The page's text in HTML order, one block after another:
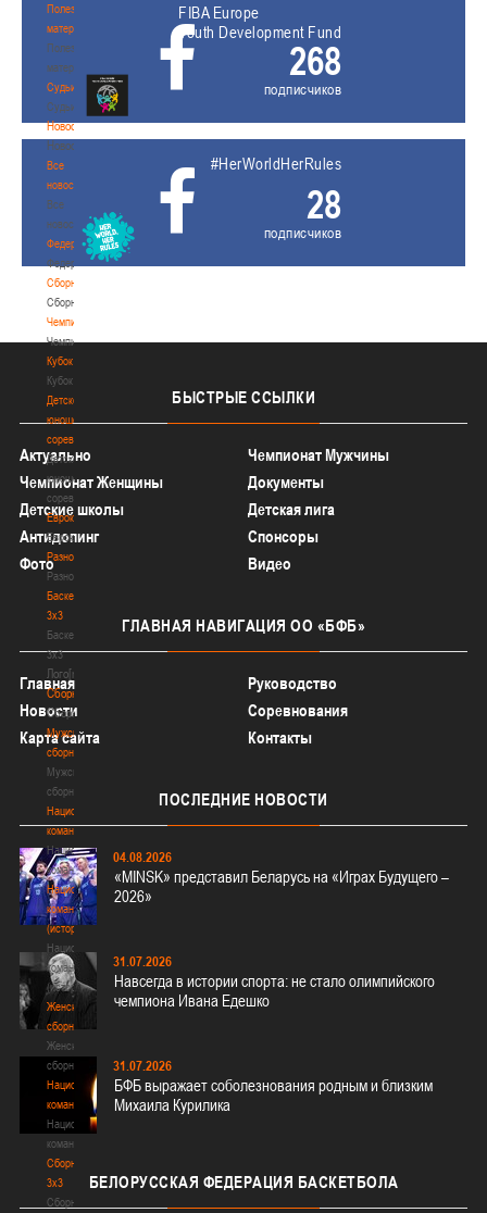
Полезные
материалы
Полезные
материалы
Судьи
Судьи
Новости
Новости
Все
новости
Все
новости
Федерация
Федерация
Сборные
Сборные
Чемпионат
Чемпионат
Кубок
Кубок
Детско-
юношеские
соревнования
Детско-
юношеские
соревнования
Еврокубки
Еврокубки
Разное
Разное
Баскетбол
3х3
Баскетбол
3х3
Лого[modid=121]
Сборные
Сборные
Мужские
сборные
Мужские
сборные
Национальная
команда
Национальная
команда
Национальная
команда
(история)
Национальная
команда
(история)
Женские
сборные
Женские
сборные
Национальная
команда
Национальная
команда
Сборные
3х3
Сборные
FIBA Europe
Youth Development Fund
268
подписчиков
#HerWorldHerRules
28
подписчиков
БЫСТРЫЕ ССЫЛКИ
Актуально
Чемпионат Мужчины
Чемпионат Женщины
Документы
Детские школы
Детская лига
Антидопинг
Спонсоры
Фото
Видео
ГЛАВНАЯ НАВИГАЦИЯ ОО «БФБ»
Главная
Руководство
Новости
Соревнования
Карта сайта
Контакты
ПОСЛЕДНИЕ НОВОСТИ
04.08.2026
«MINSK» представил Беларусь на «Играх Будущего –
2026»
31.07.2026
Навсегда в истории спорта: не стало олимпийского
чемпиона Ивана Едешко
31.07.2026
БФБ выражает соболезнования родным и близким
Михаила Курилика
БЕЛОРУССКАЯ ФЕДЕРАЦИЯ БАСКЕТБОЛА